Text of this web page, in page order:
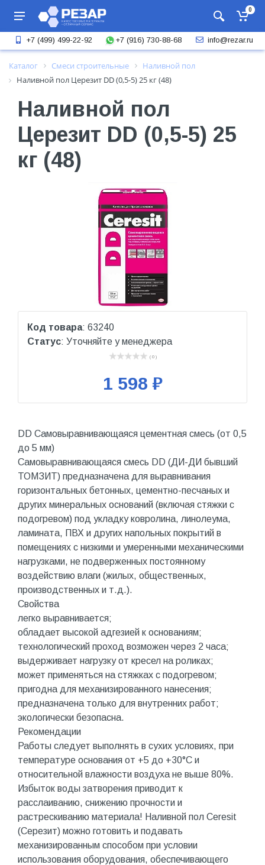
0
+7 (499) 499-22-92 +7 (916) 730-88-68 info@rezar.ru
Каталог Смеси строительные
Наливной пол
Наливной пол Церезит DD (0,5-5) 25 кг (48)
Наливной пол
Церезит DD (0,5-5) 25
кг (48)
Код товара: 63240
Статус: Уточняйте у менеджера
( 0 )
1 598 ₽
DD Самовыравнивающаяся цементная смесь (от 0,5
до 5 мм)
Самовыравнивающаяся смесь DD (ДИ-ДИ бывший
ТОМЗИТ) предназначена для выравнивания
горизонтальных бетонных, цементно-песчаных и
других минеральных оснований (включая стяжки с
подогревом) под укладку ковролина, линолеума,
ламината, ПВХ и других напольных покрытий в
помещениях с низкими и умеренными механическими
нагрузками, не подверженных постоянному
воздействию влаги (жилых, общественных,
производственных и т.д.).
Свойства
легко выравнивается;
обладает высокой адгезией к основаниям;
технологический проход возможен через 2 часа;
выдерживает нагрузку от кресел на роликах;
может применяться на стяжках с подогревом;
пригодна для механизированного нанесения;
предназначена только для внутренних работ;
экологически безопасна.
Рекомендации
Работы следует выполнять в сухих условиях, при
температуре основания от +5 до +30°C и
относительной влажности воздуха не выше 80%.
Избыток воды затворения приводит к
расслаиванию, снижению прочности и
растрескиванию материала! Наливной пол Ceresit
(Серезит) можно готовить и подавать
механизированным способом при условии
использования оборудования, обеспечивающего